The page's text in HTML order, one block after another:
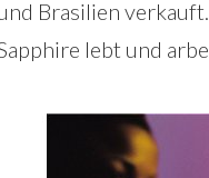
Brasilien verkauft.
lebt und